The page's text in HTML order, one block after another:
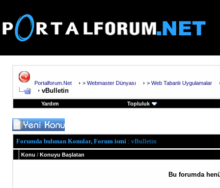
Portalforum.Net > Webmaster Dünyası > Web Tabanlı Uygulamalar
vBulletin
Yardım Topluluk
Forumda bulunan Konular, Forum ismi : vBulletin
Konu / Konuyu Başlatan
Bu forumda